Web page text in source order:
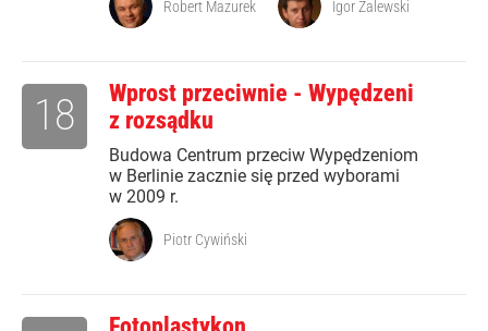
Robert Mazurek Igor Zalewski
Wprost przeciwnie - Wypędzeni
z rozsądku
Budowa Centrum przeciw Wypędzeniom
w Berlinie zacznie się przed wyborami
w 2009 r.
18
Piotr Cywiński